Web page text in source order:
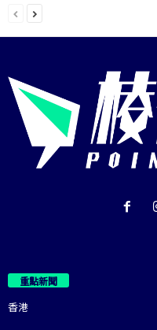
重點新聞
香港